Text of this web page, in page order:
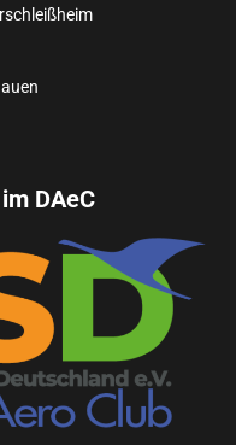
DAeC